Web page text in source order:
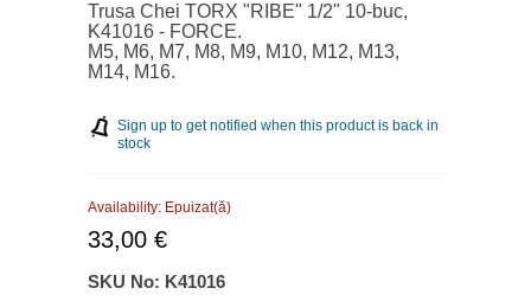
Trusa Chei TORX "RIBE" 1/2" 10-buc,
K41016 - FORCE.
M5, M6, M7, M8, M9, M10, M12, M13,
M14, M16.
Sign up to get notified when this product is back in
stock
Availability: Epuizat(ă)
33,00 €
SKU No: K41016